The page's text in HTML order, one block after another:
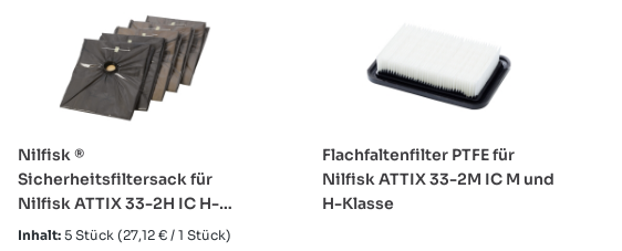
Nilfisk ®
Sicherheitsfiltersack für
Nilfisk ATTIX 33-2H IC H-
Klasse
Inhalt: 5 Stück (27,12 € / 1 Stück)
Flachfaltenfilter PTFE für
Nilfisk ATTIX 33-2M IC M und
H-Klasse